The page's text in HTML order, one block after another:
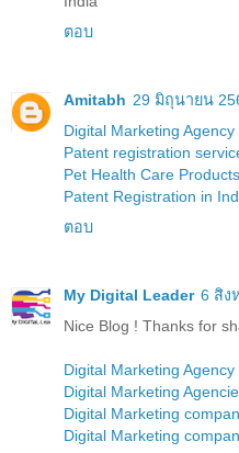
ตอบ
Amitabh 29 มิถุนายน
Digital Marketing
Patent registration
Pet Health Care
Patent Registration in
ตอบ
My Digital Leader 6 สิง
Nice Blog ! Thanks for
Digital Marketing
Digital Marketing
Digital Marketing
Digital Marketing